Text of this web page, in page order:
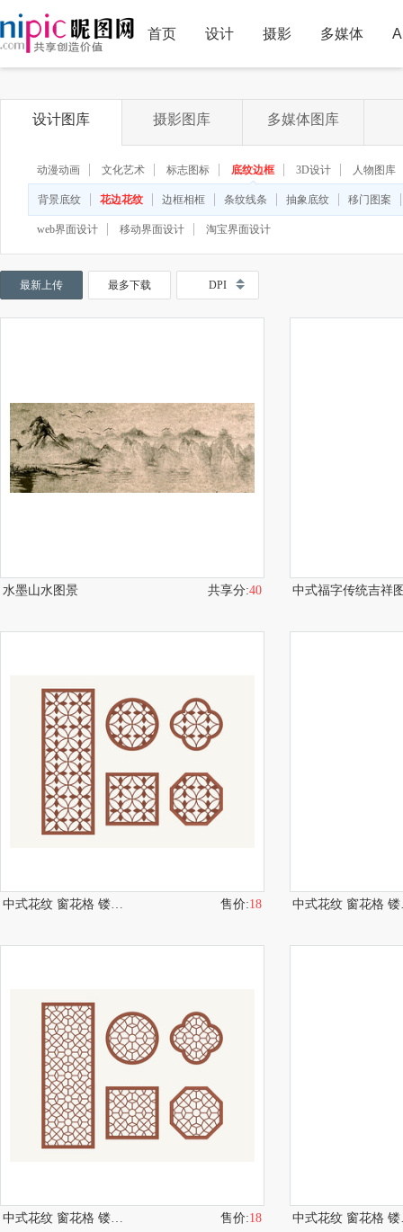
首页 设计 摄影 多媒体
设计图库 摄影图库 多媒体图库
动漫动画 文化艺术 标志图标 底纹边框 3D设计 人物图库
◆
◆
背景底纹
花边花纹 边框相框 条纹线条 抽象底纹 移门图案
web界面设计 移动界面设计 淘宝界面设计
最新上传 最多下载 DPI
水墨山水图景 共享分:40 中式福字传统吉祥
中式花纹 窗花格 镂空隔断 售价:18 中
中式花纹 窗花格 镂空隔断 售价:18 中